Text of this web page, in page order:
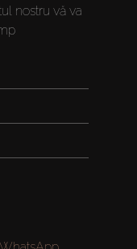
nostru vă va